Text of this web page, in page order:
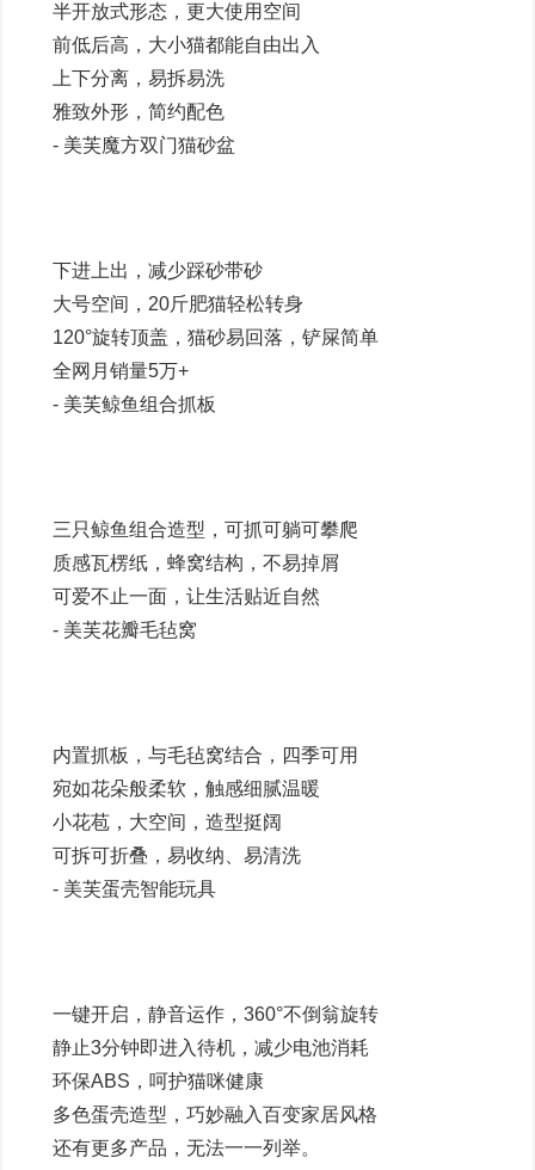
半开放式形态，更大使用空间
前低后高，大小猫都能自由出入
上下分离，易拆易洗
雅致外形，简约配色
- 美芙魔方双门猫砂盆
下进上出，减少踩砂带砂
大号空间，20斤肥猫轻松转身
120°旋转顶盖，猫砂易回落，铲屎简单
全网月销量5万+
- 美芙鲸鱼组合抓板
三只鲸鱼组合造型，可抓可躺可攀爬
质感瓦楞纸，蜂窝结构，不易掉屑
可爱不止一面，让生活贴近自然
- 美芙花瓣毛毡窝
内置抓板，与毛毡窝结合，四季可用
宛如花朵般柔软，触感细腻温暖
小花苞，大空间，造型挺阔
可拆可折叠，易收纳、易清洗
- 美芙蛋壳智能玩具
一键开启，静音运作，360°不倒翁旋转
静止3分钟即进入待机，减少电池消耗
环保ABS，呵护猫咪健康
多色蛋壳造型，巧妙融入百变家居风格
还有更多产品，无法一一列举。